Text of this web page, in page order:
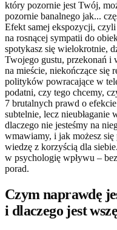
który pozornie jest Twój,
pozornie banalnego jak...
Efekt samej ekspozycji,
na rosnącej sympatii do
spotykasz się wielokrotnie,
Twojego gustu, przekonań
na mieście, niekończące się
polityków powracające w
podatni, czy tego chcemy,
7 brutalnych prawd o
subtelnie, lecz nieubłaganie
dlaczego nie jesteśmy na
wmawiamy, i jak możesz
wiedzę z korzyścią dla
w psychologię wpływu –
porad.
Czym naprawdę
i dlaczego jest